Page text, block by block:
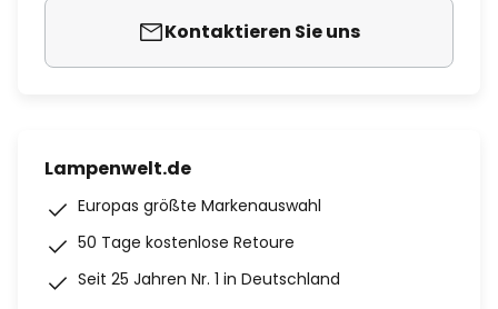
Kontaktieren Sie uns
Lampenwelt.de
Europas größte Markenauswahl
50 Tage kostenlose Retoure
Seit 25 Jahren Nr. 1 in Deutschland